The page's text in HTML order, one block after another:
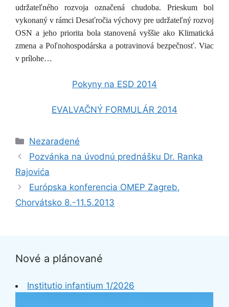
udržateľného rozvoja označená chudoba. Prieskum bol
vykonaný v rámci Desaťročia výchovy pre udržateľný rozvoj
OSN a jeho priorita bola stanovená vyššie ako Klimatická
zmena a Poľnohospodárska a potravinová bezpečnosť. Viac
v prílohe…
Pokyny na ESD 2014
EVALVAČNÝ FORMULÁR 2014
Kategórie
Nezaradené
Pozvánka na úvodnú prednášku Dr. Ranka
Rajovića
Európska konferencia OMEP Zagreb,
Chorvátsko 8.-11.5.2013
Nové a plánované
Institutio infantium 1/2026